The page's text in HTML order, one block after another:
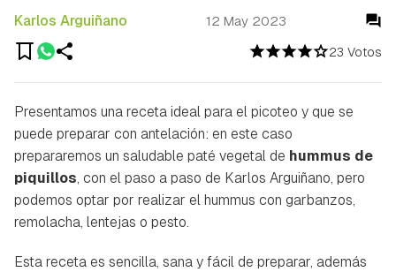
23 Votos
Karlos Arguiñano 12 May 2023
Presentamos una receta ideal para el picoteo y que se
puede preparar con antelación: en este caso
prepararemos un saludable paté vegetal de hummus de
piquillos, con el paso a paso de Karlos Arguiñano, pero
podemos optar por realizar el hummus con garbanzos,
remolacha, lentejas o pesto.
Esta receta es sencilla, sana y fácil de preparar, además